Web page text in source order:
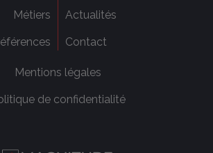
Métiers Actualités
Contact
Mentions légales
de confidentialité